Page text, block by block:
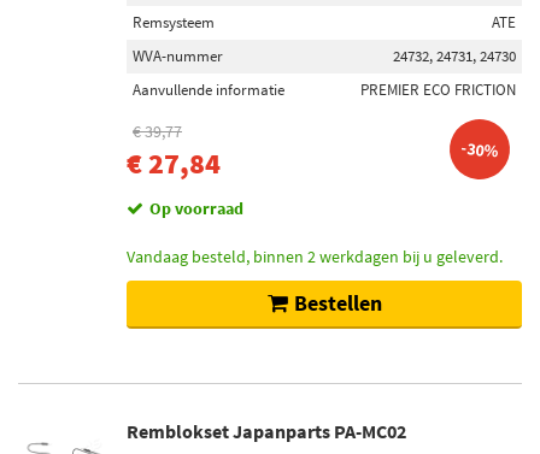
Remsysteem
ATE
WVA-nummer
24732, 24731, 24730
Aanvullende informatie
PREMIER ECO FRICTION
€ 39,77
€ 27,84 -30%
Op voorraad
Vandaag besteld, binnen 2 werkdagen bij u geleverd.
Bestellen
Remblokset Japanparts PA-MC02